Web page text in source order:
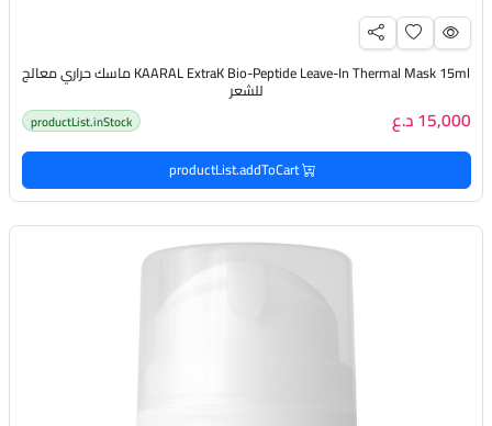
KAARAL ExtraK Bio-Peptide Leave-In Thermal Mask 15ml ماسك حراري معالج
للشعر
15,000 د.ع productList.inStock
productList.addToCart